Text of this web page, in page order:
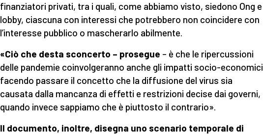
finanziatori privati, tra i quali, come abbiamo visto, siedono Ong e
lobby, ciascuna con interessi che potrebbero non coincidere con
l’interesse pubblico o mascherarlo abilmente.
«Ciò che desta sconcerto – prosegue – è che le ripercussioni
delle pandemie coinvolgeranno anche gli impatti socio-economici
facendo passare il concetto che la diffusione del virus sia
causata dalla mancanza di effetti e restrizioni decise dai governi,
quando invece sappiamo che è piuttosto il contrario».
Il documento, inoltre, disegna uno scenario temporale di